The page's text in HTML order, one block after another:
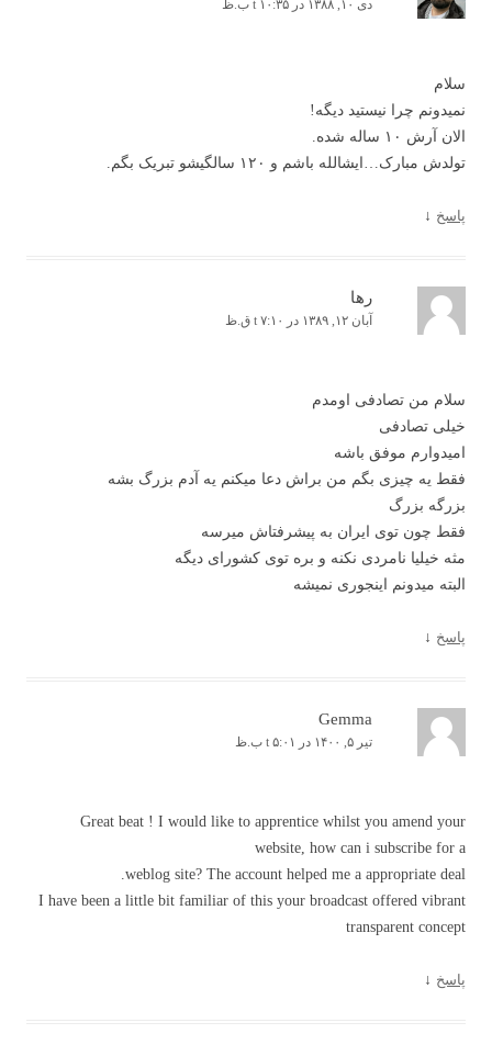
دی ۱۰, ۱۳۸۸ در t ۱۰:۳۵ ب.ظ
سلام
نمیدونم چرا نیستید دیگه!
الان آرش ۱۰ ساله شده.
تولدش مبارک…ایشالله باشم و ۱۲۰ سالگیشو تبریک بگم.
پاسخ ↓
رها
آبان ۱۲, ۱۳۸۹ در t ۷:۱۰ ق.ظ
سلام من تصادفی اومدم
خیلی تصادفی
امیدوارم موفق باشه
فقط یه چیزی بگم من براش دعا میکنم یه آدم بزرگ بشه
بزرگه بزرگ
فقط چون توی ایران به پیشرفتاش میرسه
مثه خیلیا نامردی نکنه و بره توی کشورای دیگه
البته میدونم اینجوری نمیشه
پاسخ ↓
Gemma
تیر ۵, ۱۴۰۰ در t ۵:۰۱ ب.ظ
Great beat ! I would like to apprentice whilst you amend your
website, how can i subscribe for a
weblog site? The account helped me a appropriate deal.
I have been a little bit familiar of this your broadcast offered vibrant
transparent concept
پاسخ ↓